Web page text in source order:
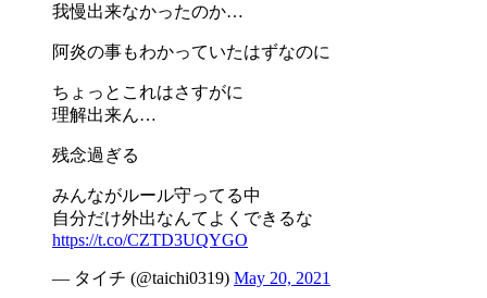
我慢出来なかったのか…
阿炎の事もわかっていたはずなのに
ちょっとこれはさすがに
理解出来ん…
残念過ぎる
みんながルール守ってる中
自分だけ外出なんてよくできるな
https://t.co/CZTD3UQYGO
— タイチ (@taichi0319) May 20, 2021